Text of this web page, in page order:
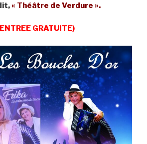
« Théâtre de Verdure ».
GRATUITE)